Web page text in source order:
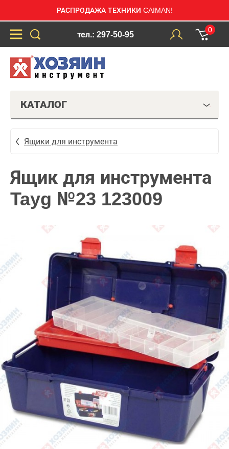
РАСПРОДАЖА ТЕХНИКИ CAIMAN!
тел.: 297-50-95
0
КАТАЛОГ
Ящики для инструмента
Ящик для инструмента
Tayg №23 123009